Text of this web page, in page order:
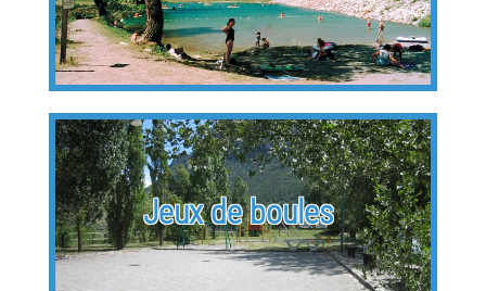
Jeux de boules